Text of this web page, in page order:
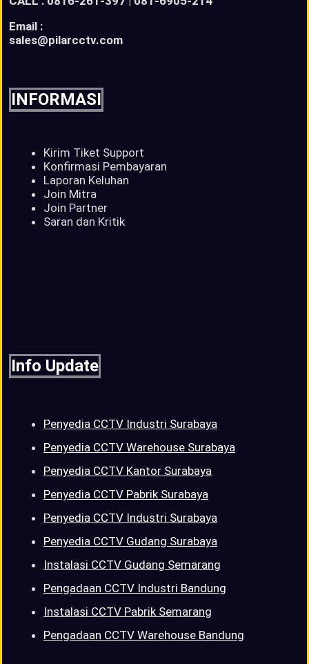
Email :
sales@pilarcctv.com
INFORMASI
Kirim Tiket Support
Konfirmasi Pembayaran
Laporan Keluhan
Join Mitra
Join Partner
Saran dan Kritik
Info Update
Penyedia CCTV Industri Surabaya
Penyedia CCTV Warehouse Surabaya
Penyedia CCTV Kantor Surabaya
Penyedia CCTV Pabrik Surabaya
Penyedia CCTV Industri Surabaya
Penyedia CCTV Gudang Surabaya
Instalasi CCTV Gudang Semarang
Pengadaan CCTV Industri Bandung
Instalasi CCTV Pabrik Semarang
Pengadaan CCTV Warehouse Bandung